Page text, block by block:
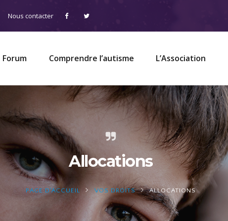
Nous contacter
Forum Comprendre l’autisme L’Association
Allocations
PAGE D'ACCUEIL VOS DROITS ALLOCATIONS